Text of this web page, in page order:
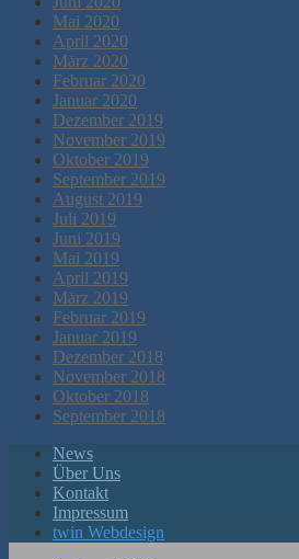
Mai 2020
April 2020
März 2020
Februar 2020
Januar 2020
Dezember 2019
November 2019
Oktober 2019
September 2019
August 2019
Juli 2019
Juni 2019
Mai 2019
April 2019
März 2019
Februar 2019
Januar 2019
Dezember 2018
November 2018
Oktober 2018
September 2018
News
Über Uns
Kontakt
Impressum
twin Webdesign